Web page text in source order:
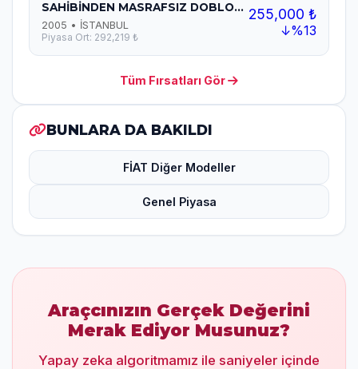
SAHİBİNDEN MASRAFSIZ DOBLO...
2005 • İSTANBUL
Piyasa Ort: 292,219 ₺
255,000 ₺
↓%13
Tüm Fırsatları Gör
BUNLARA DA BAKILDI
FİAT Diğer Modeller
Genel Piyasa
Araçcınızın Gerçek Değerini
Merak Ediyor Musunuz?
Yapay zeka algoritmamız ile saniyeler içinde